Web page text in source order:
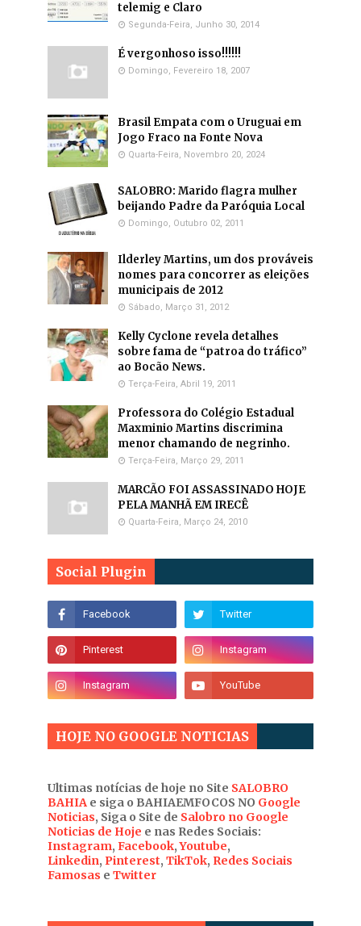
telemig e Claro
Segunda-Feira, Junho 30, 2014
É vergonhoso isso!!!!!!
Domingo, Fevereiro 18, 2007
Brasil Empata com o Uruguai em
Jogo Fraco na Fonte Nova
Quarta-Feira, Novembro 20, 2024
SALOBRO: Marido flagra mulher
beijando Padre da Paróquia Local
Domingo, Outubro 02, 2011
Ilderley Martins, um dos prováveis
nomes para concorrer as eleições
municipais de 2012
Sábado, Março 31, 2012
Kelly Cyclone revela detalhes
sobre fama de “patroa do tráfico”
ao Bocão News.
Terça-Feira, Abril 19, 2011
Professora do Colégio Estadual
Maxminio Martins discrimina
menor chamando de negrinho.
Terça-Feira, Março 29, 2011
MARCÃO FOI ASSASSINADO HOJE
PELA MANHÃ EM IRECÊ
Quarta-Feira, Março 24, 2010
Social Plugin
HOJE NO GOOGLE NOTICIAS
Ultimas notícias de hoje no Site SALOBRO
BAHIA e siga o BAHIAEMFOCOS NO Google
Noticias, Siga o Site de Salobro no Google
Noticias de Hoje e nas Redes Sociais:
Instagram, Facebook,Youtube,
Linkedin, Pinterest, TikTok, Redes Sociais
Famosas e Twitter